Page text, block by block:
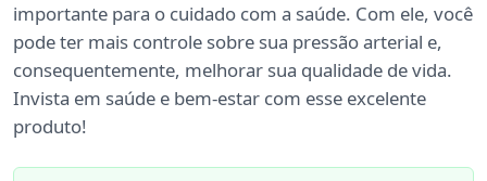
importante para o cuidado com a saúde. Com ele, você
pode ter mais controle sobre sua pressão arterial e,
consequentemente, melhorar sua qualidade de vida.
Invista em saúde e bem-estar com esse excelente
produto!